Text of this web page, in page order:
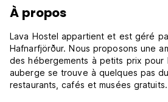
À propos
Lava Hostel appartient et est géré
Hafnarfjörður. Nous proposons une
des hébergements à petits prix pour
auberge se trouve à quelques pas
restaurants, cafés et musées gratuits.